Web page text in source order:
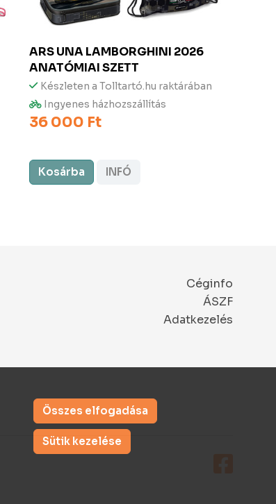
ARS UNALAMBORGHINI 2026
ANATÓMIAI SZETT
Készleten a Tolltartó.hu raktárában
Ingyenes házhozszállítás
36 000 Ft
Kosárba INFÓ
Céginfo
ÁSZF
Adatkezelés
Összes elfogadása
Sütik kezelése